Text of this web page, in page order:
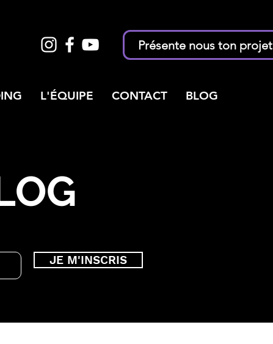
Présente nous ton projet
L'ÉQUIPE CONTACT BLOG
JE M'INSCRIS